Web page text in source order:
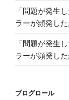
「問題が発生
ラーが頻発し
「問題が発生
ラーが頻発し
ブログロール